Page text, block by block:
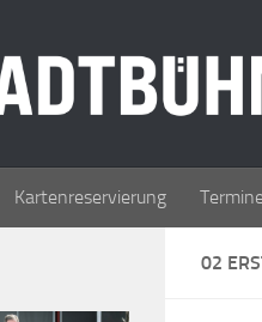
Kartenreservierung
02